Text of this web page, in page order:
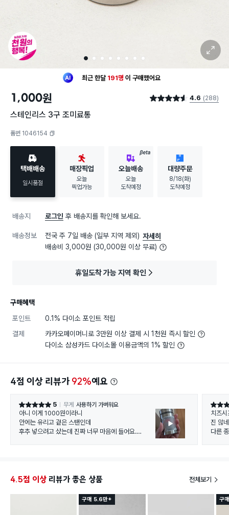
1 2 3 4 5 6 7 8
확대 보기
최근 한달 191명 이 구매했어요
구매했어요
1,000원 별점 4.6점 4.6 (288)
스테인리스 3구 조미료통
품번 1046154
택배배송
일시품절
매장픽업
오늘
픽업가능
BETA
오늘배송
오늘
도착예정
대량주문
8/18(화)
도착예정
배송지 로그인 후 배송지를 확인해 보세요.
배송정보 전국 주 7일 배송 (일부 지역 제외) 자세히
배송비 3,000원 (30,000원 이상 무료)
휴일도착 가능 지역 확인
구매혜택
포인트
0.1% 다이소 포인트 적립
결제
카카오페이머니로 3만원 이상 결제 시 1천원 즉시 할인
다이소 삼성카드 다이소몰 이용금액의 1% 할인
4점 이상 리뷰가 92%예요
별점 5점 5 무게 사용하기 가벼워요
아니 이게 1000원이라니
안에는 유리고 겉은 스탠인데
후추 넣으려고 샀는데 진짜 너무 마음에 들어요.
별점 4
치즈
진 않
다른
4.5점 이상 리뷰가 좋은 상품 전체보기
구매 5.6만+ 구